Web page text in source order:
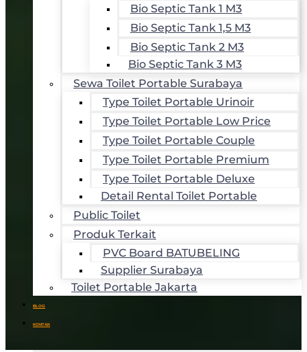
Bio Septic Tank 1 M3
Bio Septic Tank 1,5 M3
Bio Septic Tank 2 M3
Bio Septic Tank 3 M3
Sewa Toilet Portable Surabaya
Type Toilet Portable Urinoir
Type Toilet Portable Low Price
Type Toilet Portable Couple
Type Toilet Portable Premium
Type Toilet Portable Deluxe
Detail Rental Toilet Portable
Public Toilet
Produk Terkait
PVC Board BATUBELING
Supplier Surabaya
Toilet Portable Jakarta
BLOG
KONTAK